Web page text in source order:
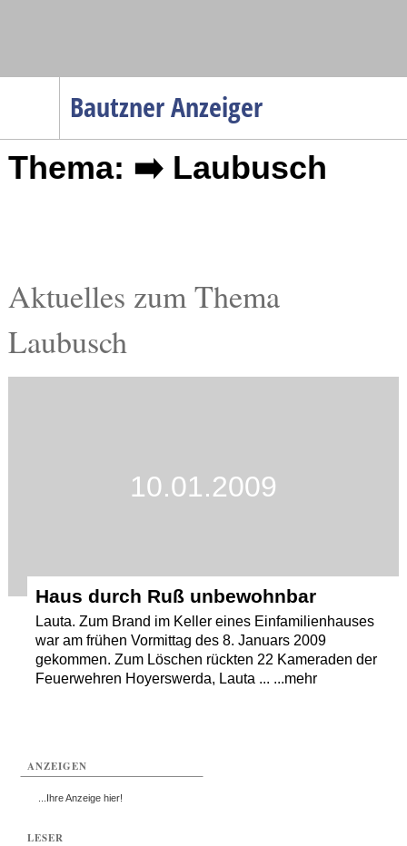
Bautzner Anzeiger
Menüpunkte
Startseite
Verkehr
Gesundheit
Thema: ➡️ Laubusch
Aktuelles zum Thema
Laubusch
10.01.2009
Haus durch Ruß unbewohnbar
Lauta. Zum Brand im Keller eines Einfamilienhauses
war am frühen Vormittag des 8. Januars 2009
gekommen. Zum Löschen rückten 22 Kameraden der
Feuerwehren Hoyerswerda, Lauta ... ...mehr
ANZEIGEN
...Ihre Anzeige hier!
LESER